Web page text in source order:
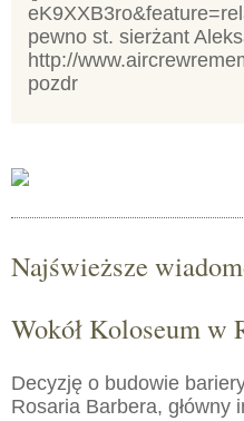
pewno st. sierżant
http://
pozdr
Najświeższe
Wokół Koloseum w
Decyzję o budowie
Rosaria Barbera,